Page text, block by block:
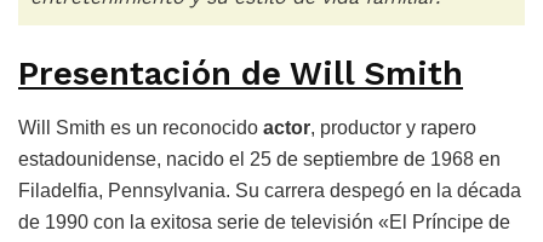
Presentación de Will Smith
Will Smith es un reconocido actor, productor y rapero
estadounidense, nacido el 25 de septiembre de 1968 en
Filadelfia, Pennsylvania. Su carrera despegó en la década
de 1990 con la exitosa serie de televisión «El Príncipe de